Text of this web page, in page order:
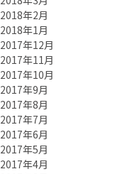
2018年2月
2018年1月
2017年12月
2017年11月
2017年10月
2017年9月
2017年8月
2017年7月
2017年6月
2017年5月
2017年4月